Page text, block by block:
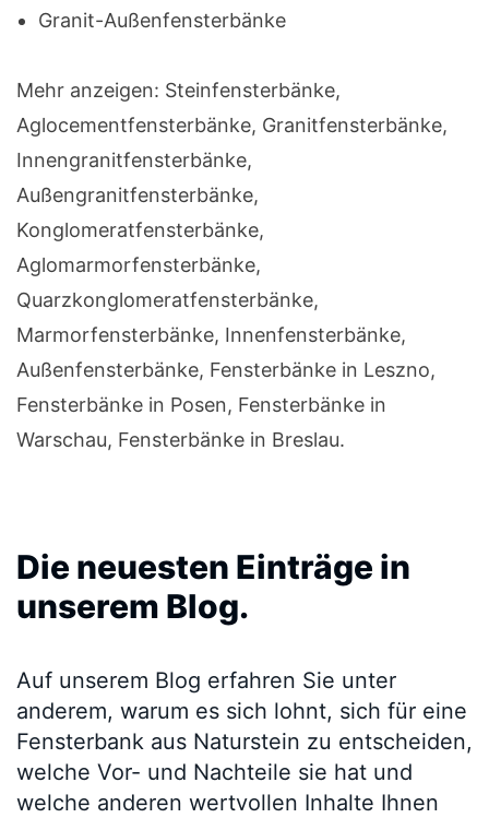
Granit-Außenfensterbänke
Mehr anzeigen: Steinfensterbänke,
Aglocementfensterbänke, Granitfensterbänke,
Innengranitfensterbänke,
Außengranitfensterbänke,
Konglomeratfensterbänke,
Aglomarmorfensterbänke,
Quarzkonglomeratfensterbänke,
Marmorfensterbänke, Innenfensterbänke,
Außenfensterbänke, Fensterbänke in Leszno,
Fensterbänke in Posen, Fensterbänke in
Warschau, Fensterbänke in Breslau.
Die neuesten Einträge in
unserem Blog.
Auf unserem Blog erfahren Sie unter
anderem, warum es sich lohnt, sich für eine
Fensterbank aus Naturstein zu entscheiden,
welche Vor- und Nachteile sie hat und
welche anderen wertvollen Inhalte Ihnen